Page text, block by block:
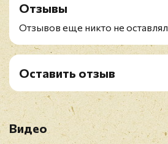
A3. Chasin' The Trane
B1. My Favorite Things
C2. Cousin Mary
C3. I Want To Talk About You
D1. Spiritual
D2. Impressions
Отзывы
Отзывов еще никто не оставлял
Оставить отзыв
Имя*
Видео